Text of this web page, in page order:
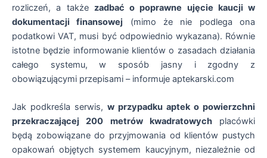
rozliczeń, a także zadbać o poprawne ujęcie kaucji w
dokumentacji finansowej (mimo że nie podlega ona
podatkowi VAT, musi być odpowiednio wykazana). Równie
istotne będzie informowanie klientów o zasadach działania
całego systemu, w sposób jasny i zgodny z
obowiązującymi przepisami – informuje aptekarski.com
Jak podkreśla serwis, w przypadku aptek o powierzchni
przekraczającej 200 metrów kwadratowychplacówki
będą zobowiązane do przyjmowania od klientów pustych
opakowań objętych systemem kaucyjnym, niezależnie od